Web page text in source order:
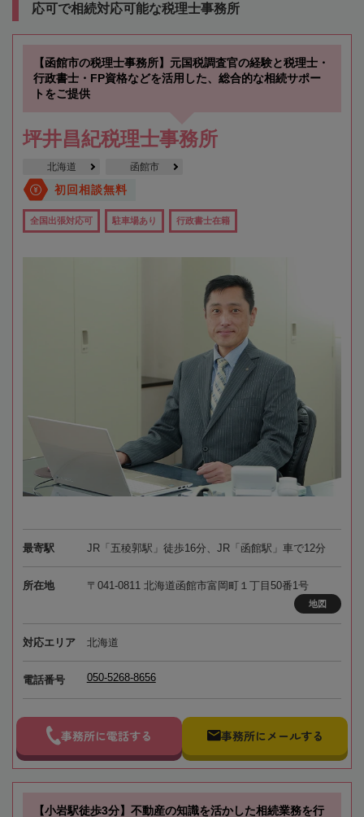
応可で相続対応可能な税理士事務所
【函館市の税理士事務所】元国税調査官の経験と税理士・
行政書士・FP資格などを活用した、総合的な相続サポー
トをご提供
坪井昌紀税理士事務所
北海道 函館市
初回相談無料
全国出張対応可 駐車場あり 行政書士在籍
最寄駅 JR「五稜郭駅」徒歩16分、JR「函館駅」車で12分
所在地 〒041-0811 北海道函館市富岡町１丁目50番1号
地図
対応エリア 北海道
電話番号 050-5268-8656
事務所に電話する 事務所にメールする
【小岩駅徒歩3分】不動産の知識を活かした相続業務を行